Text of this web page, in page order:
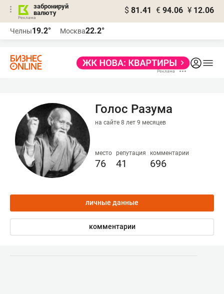
забронируй
валюту
$ 81.41 € 94.06 ¥ 12.06
Челны19.2° Москва22.2°
Голос Разума
на сайте 8 лет 9 месяцев
место
76
репутация
41
комментарии
696
личные данные
комментарии